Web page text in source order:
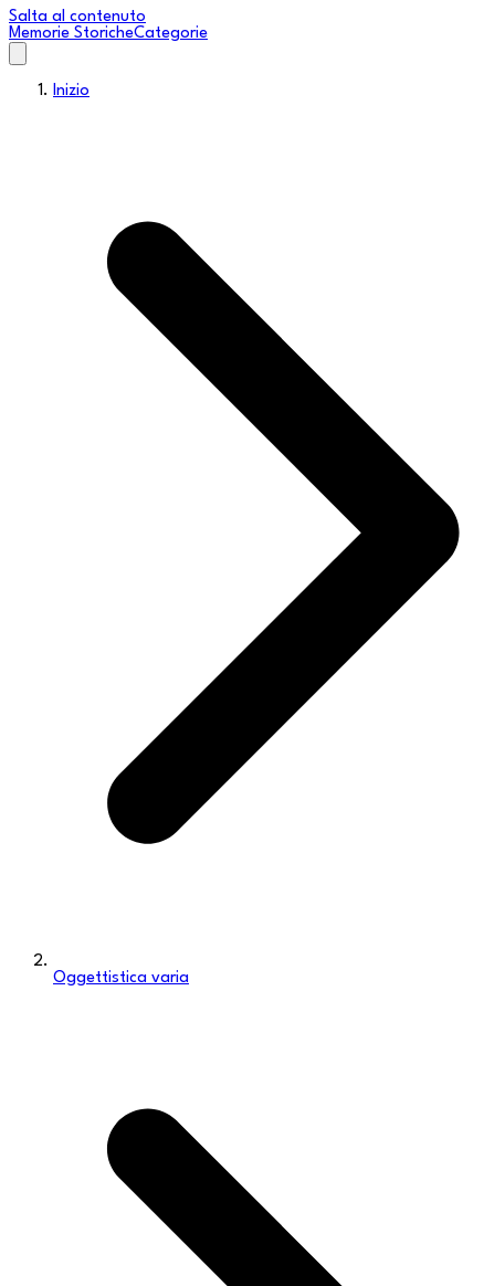
Salta al contenuto
Memorie StoricheCategorie
Inizio
Oggettistica varia